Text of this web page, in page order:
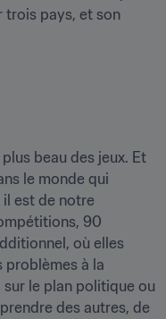
trois pays, et son
beau des jeux. Et
le monde qui
est de notre
90
où elles
problèmes à la
le plan politique ou
des autres, de